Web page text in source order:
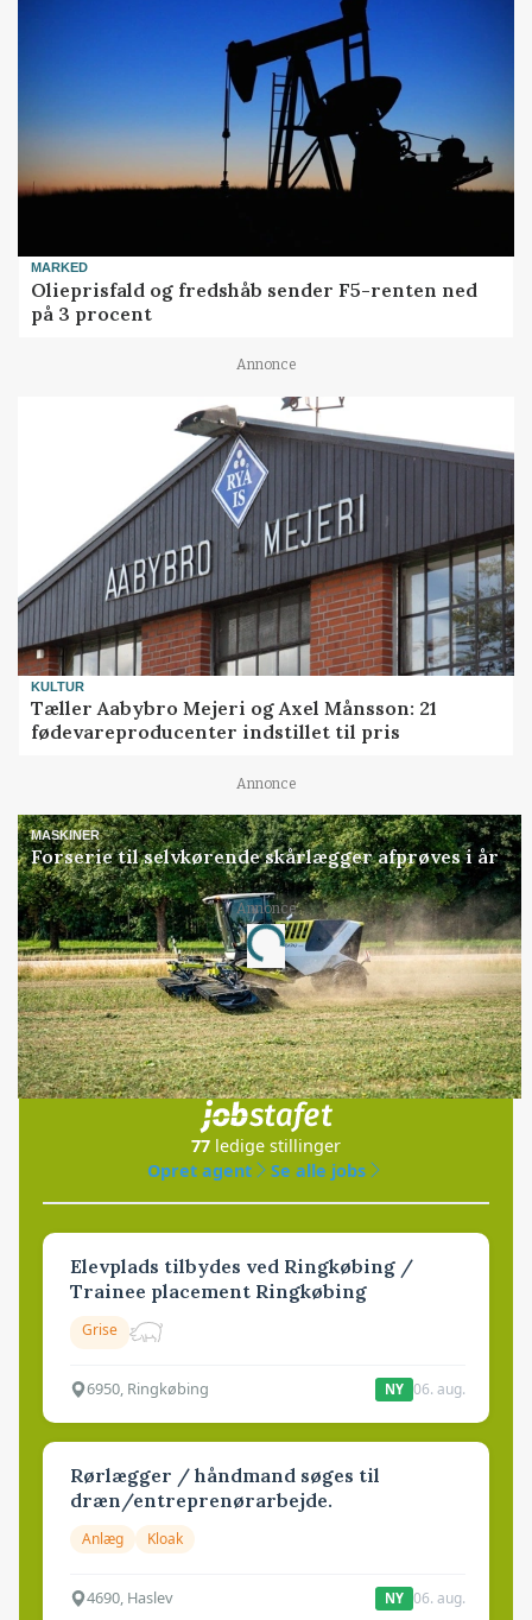
MARKED
Olieprisfald og fredshåb sender F5-renten ned
på 3 procent
Annonce
KULTUR
Tæller Aabybro Mejeri og Axel Månsson: 21
fødevareproducenter indstillet til pris
Annonce
MASKINER
Forserie til selvkørende skårlægger afprøves i år
Annonce
Loading...
Jobs
i samarbejde med
77 ledige stillinger
Opret agent
Se alle jobs
Elevplads tilbydes ved Ringkøbing /
Trainee placement Ringkøbing
Grise
6950, Ringkøbing NY 06. aug.
Rørlægger / håndmand søges til
dræn/entreprenørarbejde.
Anlæg Kloak
4690, Haslev NY 06. aug.